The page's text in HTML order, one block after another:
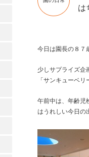
は
今日は園長の８７
少しサプライズ企
「サンキューベ
午前中は、年齢児
はうれしい今日の